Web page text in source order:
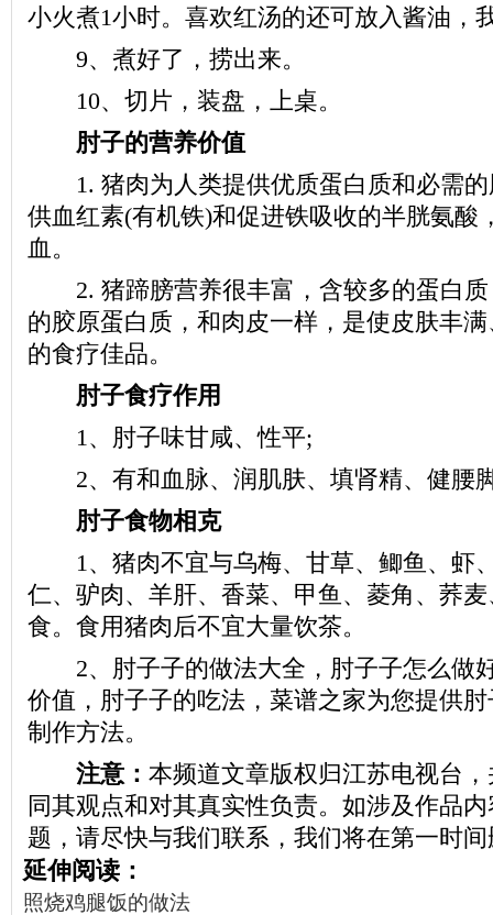
小火煮1小时。喜欢红汤的还可放入酱油，
9、煮好了，捞出来。
10、切片，装盘，上桌。
肘子的营养价值
1. 猪肉为人类提供优质蛋白质和必需的
供血红素(有机铁)和促进铁吸收的半胱氨酸
血。
2. 猪蹄膀营养很丰富，含较多的蛋白质
的胶原蛋白质，和肉皮一样，是使皮肤丰
的食疗佳品。
肘子食疗作用
1、肘子味甘咸、性平;
2、有和血脉、润肌肤、填肾精、健腰
肘子食物相克
1、猪肉不宜与乌梅、甘草、鲫鱼、虾
仁、驴肉、羊肝、香菜、甲鱼、菱角、荞
食。食用猪肉后不宜大量饮茶。
2、肘子子的做法大全，肘子子怎么做
价值，肘子子的吃法，菜谱之家为您提供
制作方法。
注意： 本频道文章版权归江苏电视台
同其观点和对其真实性负责。如涉及作品
题，请尽快与我们联系，我们将在第一时
延伸阅读：
照烧鸡腿饭的做法